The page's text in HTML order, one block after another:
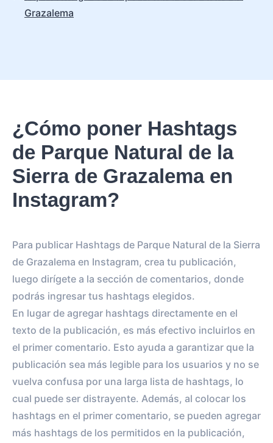
Grazalema
¿Cómo poner Hashtags
de Parque Natural de la
Sierra de Grazalema en
Instagram?
Para publicar Hashtags de Parque Natural de la Sierra
de Grazalema en Instagram, crea tu publicación,
luego dirígete a la sección de comentarios, donde
podrás ingresar tus hashtags elegidos.
En lugar de agregar hashtags directamente en el
texto de la publicación, es más efectivo incluirlos en
el primer comentario. Esto ayuda a garantizar que la
publicación sea más legible para los usuarios y no se
vuelva confusa por una larga lista de hashtags, lo
cual puede ser distrayente. Además, al colocar los
hashtags en el primer comentario, se pueden agregar
más hashtags de los permitidos en la publicación,